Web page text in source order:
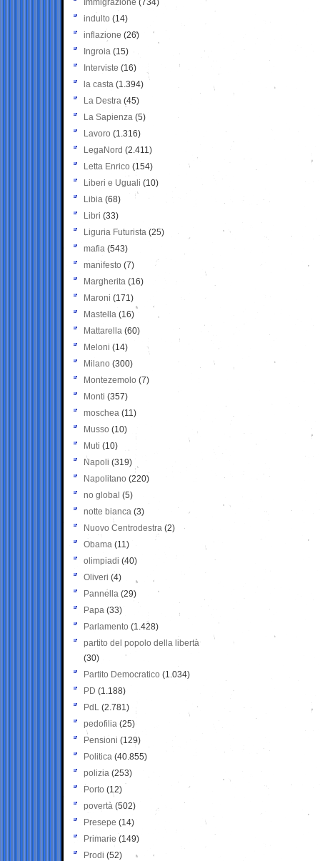
Immigrazione (734)
indulto (14)
inflazione (26)
Ingroia (15)
Interviste (16)
la casta (1.394)
La Destra (45)
La Sapienza (5)
Lavoro (1.316)
LegaNord (2.411)
Letta Enrico (154)
Liberi e Uguali (10)
Libia (68)
Libri (33)
Liguria Futurista (25)
mafia (543)
manifesto (7)
Margherita (16)
Maroni (171)
Mastella (16)
Mattarella (60)
Meloni (14)
Milano (300)
Montezemolo (7)
Monti (357)
moschea (11)
Musso (10)
Muti (10)
Napoli (319)
Napolitano (220)
no global (5)
notte bianca (3)
Nuovo Centrodestra (2)
Obama (11)
olimpiadi (40)
Oliveri (4)
Pannella (29)
Papa (33)
Parlamento (1.428)
partito del popolo della libertà
(30)
Partito Democratico (1.034)
PD (1.188)
PdL (2.781)
pedofilia (25)
Pensioni (129)
Politica (40.855)
polizia (253)
Porto (12)
povertà (502)
Presepe (14)
Primarie (149)
Prodi (52)